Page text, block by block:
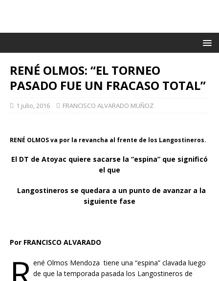
RENÉ OLMOS: “EL TORNEO
PASADO FUE UN FRACASO TOTAL”
1 julio, 2016 FRANCISCO ALVARADO MUÑOZ
RENÉ OLMOS va por la revancha al frente de los Langostineros.
El DT de Atoyac quiere sacarse la “espina” que significó
el que
Langostineros se quedara a un punto de avanzar a la
siguiente fase
Por FRANCISCO ALVARADO
ené Olmos Mendoza tiene una “espina” clavada luego
de que la temporada pasada los Langostineros de